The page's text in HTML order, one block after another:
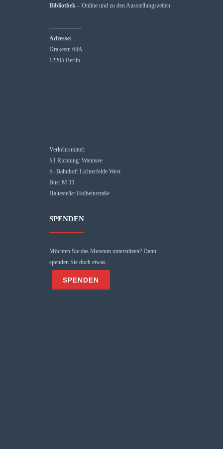
Bibliothek – Online und zu den Ausstellungszeiten
—————–
Adresse:
Drakestr. 64A
12205 Berlin
Verkehrsmittel:
S1 Richtung: Wannsee
S- Bahnhof: Lichterfelde West
Bus: M 11
Haltestelle: Holbeinstraße
SPENDEN
Möchten Sie das Museum unterstüzen? Dann
spenden Sie doch etwas.